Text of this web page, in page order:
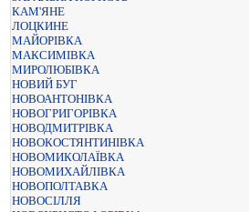
КАМ'ЯНЕ
ЛОЦКИНЕ
МАЙОРІВКА
МАКСИМІВКА
МИРОЛЮБІВКА
НОВИЙ БУГ
НОВОАНТОНІВКА
НОВОГРИГОРІВКА
НОВОДМИТРІВКА
НОВОКОСТЯНТИНІВКА
НОВОМИКОЛАЇВКА
НОВОМИХАЙЛІВКА
НОВОПОЛТАВКА
НОВОСІЛЛЯ